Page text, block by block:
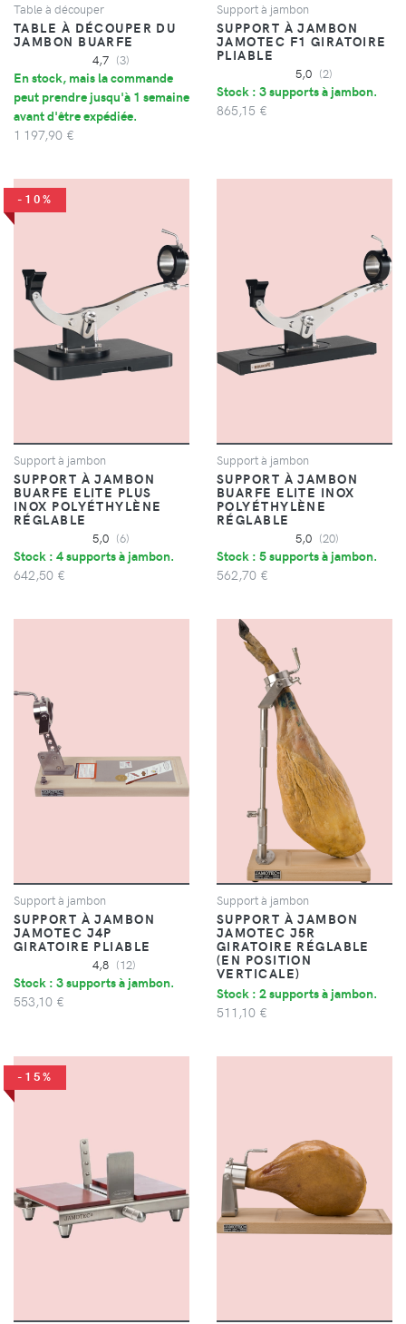
Table à découper
TABLE À DÉCOUPER DU
JAMBON BUARFE
4,7 (3)
En stock, mais la commande
peut prendre jusqu'à 1 semaine
avant d'être expédiée.
1 197,90 €
Support à jambon
SUPPORT À JAMBON
JAMOTEC F1 GIRATOIRE
PLIABLE
5,0 (2)
Stock : 3 supports à jambon.
865,15 €
-10%
Support à jambon
SUPPORT À JAMBON
BUARFE ELITE PLUS
INOX POLYÉTHYLÈNE
RÉGLABLE
5,0 (6)
Stock : 4 supports à jambon.
642,50 €
Support à jambon
SUPPORT À JAMBON
BUARFE ELITE INOX
POLYÉTHYLÈNE
RÉGLABLE
5,0 (20)
Stock : 5 supports à jambon.
562,70 €
Support à jambon
SUPPORT À JAMBON
JAMOTEC J4P
GIRATOIRE PLIABLE
4,8 (12)
Stock : 3 supports à jambon.
553,10 €
Support à jambon
SUPPORT À JAMBON
JAMOTEC J5R
GIRATOIRE RÉGLABLE
(EN POSITION
VERTICALE)
Stock : 2 supports à jambon.
511,10 €
-15%